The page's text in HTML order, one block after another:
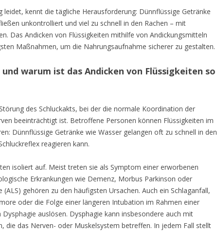
leidet, kennt die tägliche Herausforderung: Dünnflüssige Getränke
unkontrolliert und viel zu schnell in den Rachen – mit
Das Andicken von Flüssigkeiten mithilfe von Andickungsmitteln
Maßnahmen, um die Nahrungsaufnahme sicherer zu gestalten.
warum ist das Andicken von Flüssigkeiten so
des Schluckakts, bei der die normale Koordination der
beeinträchtigt ist. Betroffene Personen können Flüssigkeiten im
Dünnflüssige Getränke wie Wasser gelangen oft zu schnell in den
reagieren kann.
isoliert auf. Meist treten sie als Symptom einer erworbenen
Erkrankungen wie Demenz, Morbus Parkinson oder
gehören zu den häufigsten Ursachen. Auch ein Schlaganfall,
oder die Folge einer längeren Intubation im Rahmen einer
auslösen. Dysphagie kann insbesondere auch mit
die das Nerven- oder Muskelsystem betreffen. In jedem Fall stellt